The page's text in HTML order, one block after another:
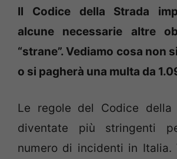
Il Codice della Strada
alcune necessarie altre
“strane”. Vediamo cosa non
o si pagherà una multa da
Le regole del Codice della
diventate più stringenti
numero di incidenti in Italia.